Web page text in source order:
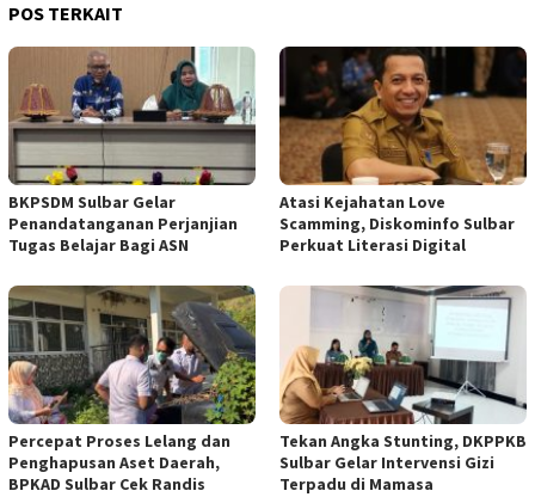
POS TERKAIT
BKPSDM Sulbar Gelar
Penandatanganan Perjanjian
Tugas Belajar Bagi ASN
Atasi Kejahatan Love
Scamming, Diskominfo Sulbar
Perkuat Literasi Digital
Percepat Proses Lelang dan
Penghapusan Aset Daerah,
BPKAD Sulbar Cek Randis
Tekan Angka Stunting, DKPPKB
Sulbar Gelar Intervensi Gizi
Terpadu di Mamasa